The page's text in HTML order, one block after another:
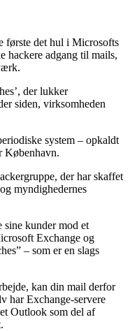
første det hul i Microsofts
hackere adgang til mails,
der lukker
siden, virksomheden
system – opkaldt
København.
der har skaffet
myndighedernes
sine kunder mod et
Exchange og
– som er en slags
kan din mail derfor
har Exchange-servere
Outlook som del af